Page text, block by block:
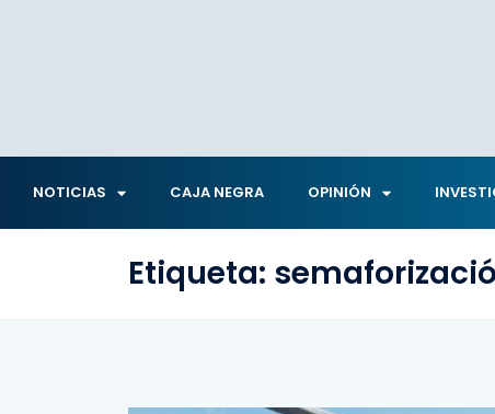
NOTICIAS CAJA NEGRA OPINIÓN
Etiqueta: